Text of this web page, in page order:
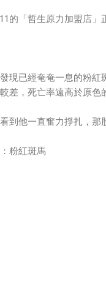
的「哲生原力加盟店」
現已經奄奄一息的粉
差，死亡率遠高於原色
到他一直奮力掙扎，那
粉紅斑馬